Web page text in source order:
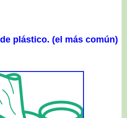
plástico. (el más común)